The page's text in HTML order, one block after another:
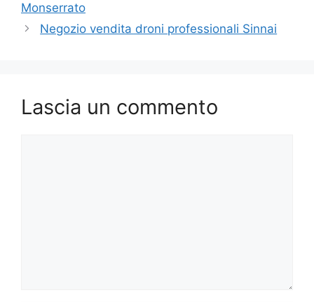
Monserrato
Negozio vendita droni professionali Sinnai
Lascia un commento